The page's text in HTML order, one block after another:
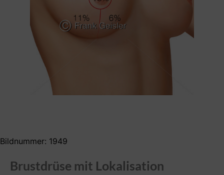
Bildnummer: 1949
Brustdrüse mit Lokalisation